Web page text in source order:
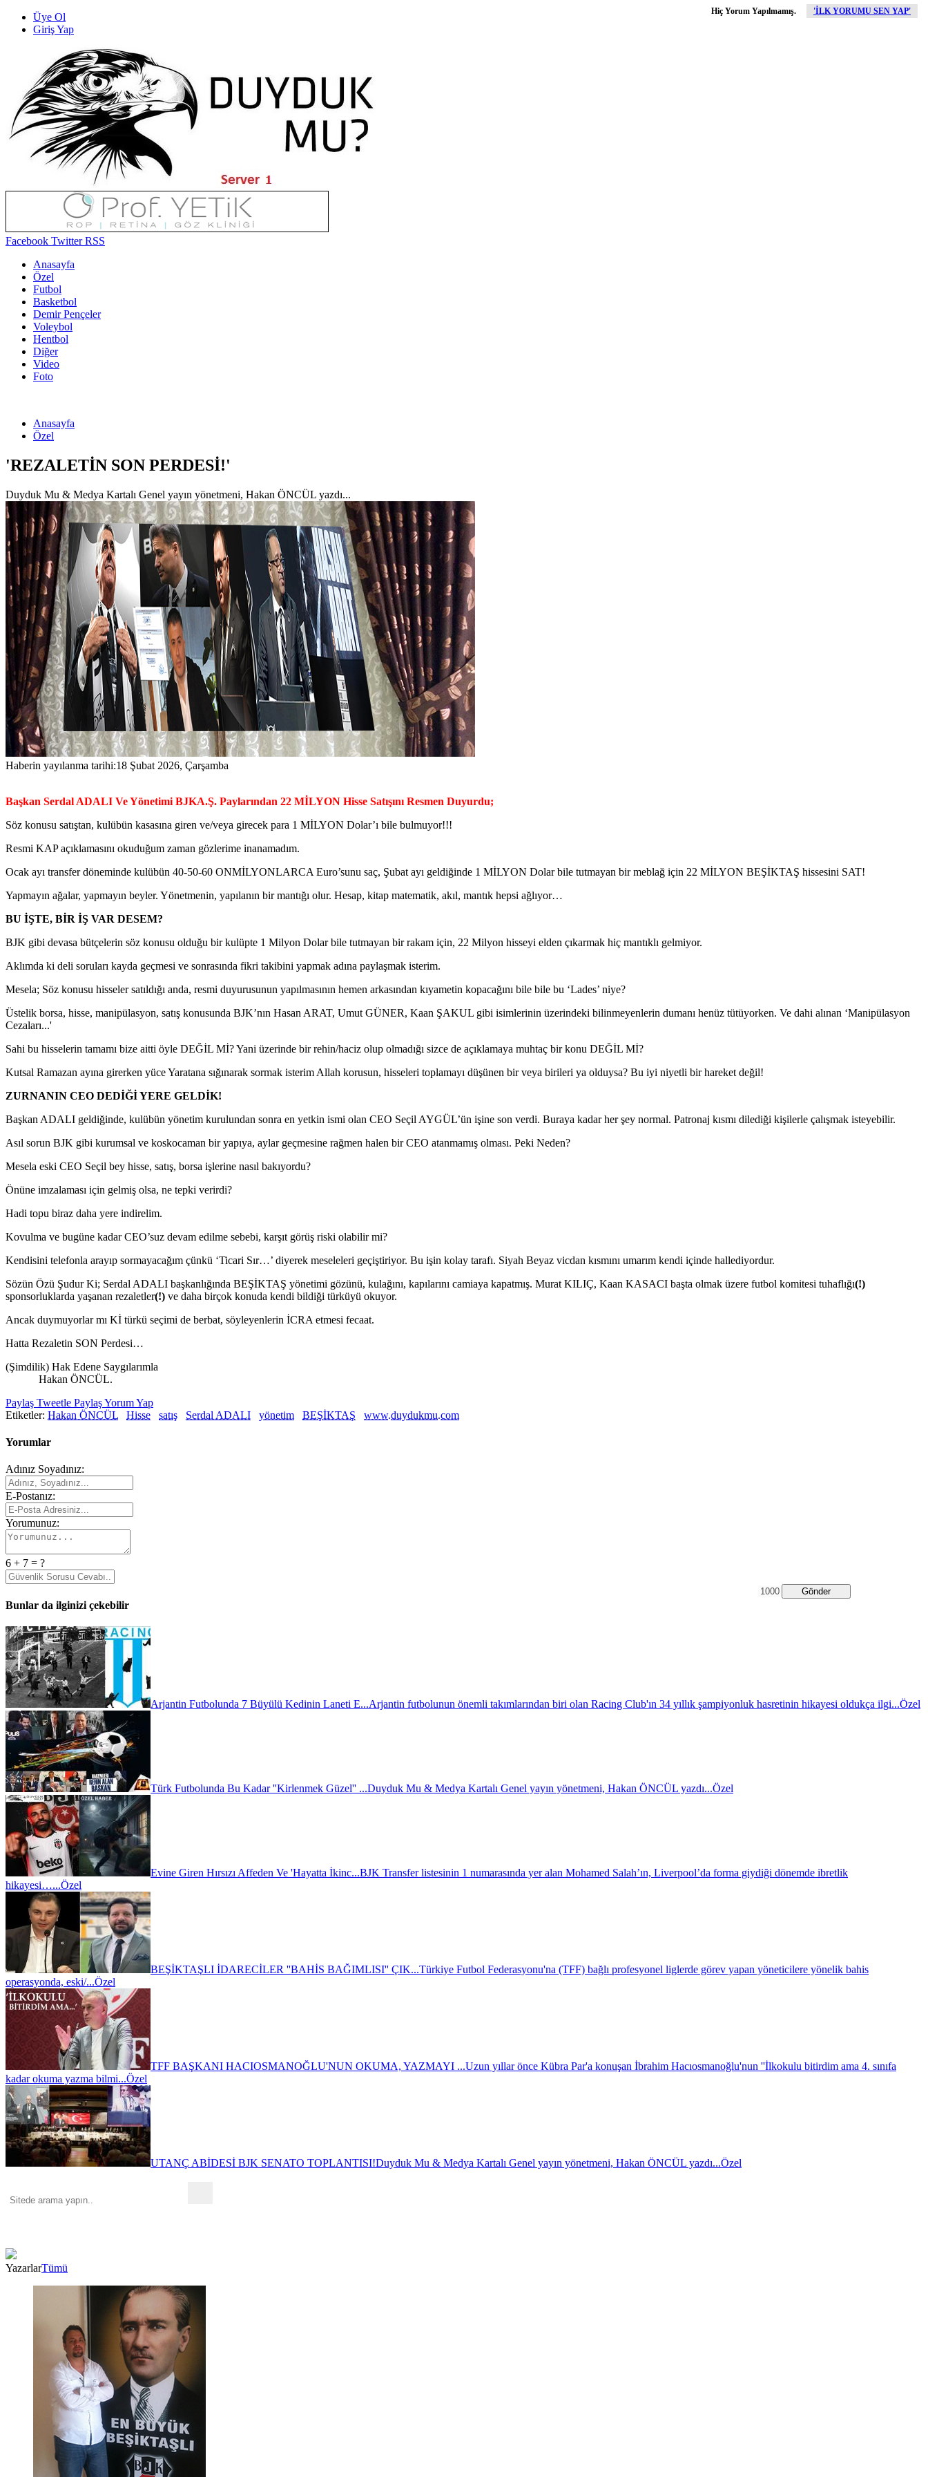
Üye Ol
Giriş Yap
Facebook TwitterRSS
Anasayfa
Özel
Futbol
Basketbol
Demir Pençeler
Voleybol
Hentbol
Diğer
Video
Foto
Anasayfa
Özel
'REZALETİN SON PERDESİ!'
Duyduk Mu & Medya Kartalı Genel yayın yönetmeni, Hakan ÖNCÜL yazdı...
Haberin yayılanma tarihi:18 Şubat 2026, Çarşamba
Başkan Serdal ADALI Ve Yönetimi BJKA.Ş. Paylarından 22 MİLYON Hisse Satışını Resmen Duyurdu;
Söz konusu satıştan, kulübün kasasına giren ve/veya girecek para 1 MİLYON Dolar’ı bile bulmuyor!!!
Resmi KAP açıklamasını okuduğum zaman gözlerime inanamadım.
Ocak ayı transfer döneminde kulübün 40-50-60 ONMİLYONLARCA Euro’sunu saç, Şubat ayı geldiğinde 1 MİLYON Dolar bile tutmayan bir meblağ için 22 MİLYON BEŞİKTAŞ hissesini SAT!
Yapmayın ağalar, yapmayın beyler. Yönetmenin, yapılanın bir mantığı olur. Hesap, kitap matematik, akıl, mantık hepsi ağlıyor…
BU İŞTE, BİR İŞ VAR DESEM?
BJK gibi devasa bütçelerin söz konusu olduğu bir kulüpte 1 Milyon Dolar bile tutmayan bir rakam için, 22 Milyon hisseyi elden çıkarmak hiç mantıklı gelmiyor.
Aklımda ki deli soruları kayda geçmesi ve sonrasında fikri takibini yapmak adına paylaşmak isterim.
Mesela; Söz konusu hisseler satıldığı anda, resmi duyurusunun yapılmasının hemen arkasından kıyametin kopacağını bile bile bu ‘Lades’ niye?
Üstelik borsa, hisse, manipülasyon, satış konusunda BJK’nın Hasan ARAT, Umut GÜNER, Kaan ŞAKUL gibi isimlerinin üzerindeki bilinmeyenlerin dumanı henüz tütüyorken. Ve dahi alınan ‘Manipülasyon
Cezaları...'
Sahi bu hisselerin tamamı bize aitti öyle DEĞİL Mİ? Yani üzerinde bir rehin/haciz olup olmadığı sizce de açıklamaya muhtaç bir konu DEĞİL Mİ?
Kutsal Ramazan ayına girerken yüce Yaratana sığınarak sormak isterim Allah korusun, hisseleri toplamayı düşünen bir veya birileri ya olduysa? Bu iyi niyetli bir hareket değil!
ZURNANIN CEO DEDİĞİ YERE GELDİK!
Başkan ADALI geldiğinde, kulübün yönetim kurulundan sonra en yetkin ismi olan CEO Seçil AYGÜL’ün işine son verdi. Buraya kadar her şey normal. Patronaj kısmı dilediği kişilerle çalışmak isteyebilir.
Asıl sorun BJK gibi kurumsal ve koskocaman bir yapıya, aylar geçmesine rağmen halen bir CEO atanmamış olması. Peki Neden?
Mesela eski CEO Seçil bey hisse, satış, borsa işlerine nasıl bakıyordu?
Önüne imzalaması için gelmiş olsa, ne tepki verirdi?
Hadi topu biraz daha yere indirelim.
Kovulma ve bugüne kadar CEO’suz devam edilme sebebi, karşıt görüş riski olabilir mi?
Kendisini telefonla arayıp sormayacağım çünkü ‘Ticari Sır…’ diyerek meseleleri geçiştiriyor. Bu işin kolay tarafı. Siyah Beyaz vicdan kısmını umarım kendi içinde hallediyordur.
Sözün Özü Şudur Ki; Serdal ADALI başkanlığında BEŞİKTAŞ yönetimi gözünü, kulağını, kapılarını camiaya kapatmış. Murat KILIÇ, Kaan KASACI başta olmak üzere futbol komitesi tuhaflığı(!)
sponsorluklarda yaşanan rezaletler(!) ve daha birçok konuda kendi bildiği türküyü okuyor.
Ancak duymuyorlar mı Kİ türkü seçimi de berbat, söyleyenlerin İCRA etmesi fecaat.
Hatta Rezaletin SON Perdesi…
(Şimdilik) Hak Edene Saygılarımla
Hakan ÖNCÜL.
Paylaş Tweetle PaylaşYorum Yap
Etiketler: Hakan ÖNCÜL Hisse satış Serdal ADALI yönetim BEŞİKTAŞ www.duydukmu.com
Yorumlar
Hiç Yorum Yapılmamış. 'İLK YORUMU SEN YAP'
Adınız Soyadınız:
E-Postanız:
Yorumunuz:
6 + 7 = ?
Gönder
Bunlar da ilginizi çekebilir
Arjantin Futbolunda 7 Büyülü Kedinin Laneti E...Arjantin futbolunun önemli takımlarından biri olan Racing Club'ın 34 yıllık şampiyonluk hasretinin hikayesi oldukça ilgi...Özel
Türk Futbolunda Bu Kadar ''Kirlenmek Güzel'' ...Duyduk Mu & Medya Kartalı Genel yayın yönetmeni, Hakan ÖNCÜL yazdı...Özel
Evine Giren Hırsızı Affeden Ve 'Hayatta İkinc...BJK Transfer listesinin 1 numarasında yer alan Mohamed Salah’ın, Liverpool’da forma giydiği dönemde ibretlik
hikayesi…...Özel
BEŞİKTAŞLI İDARECİLER ''BAHİS BAĞIMLISI'' ÇIK...Türkiye Futbol Federasyonu'na (TFF) bağlı profesyonel liglerde görev yapan yöneticilere yönelik bahis
operasyonda, eski/...Özel
TFF BAŞKANI HACIOSMANOĞLU'NUN OKUMA, YAZMAYI ...Uzun yıllar önce Kübra Par'a konuşan İbrahim Hacıosmanoğlu'nun ''İlkokulu bitirdim ama 4. sınıfa
kadar okuma yazma bilmi...Özel
UTANÇ ABİDESİ BJK SENATO TOPLANTISI!Duyduk Mu & Medya Kartalı Genel yayın yönetmeni, Hakan ÖNCÜL yazdı...Özel
YazarlarTümü